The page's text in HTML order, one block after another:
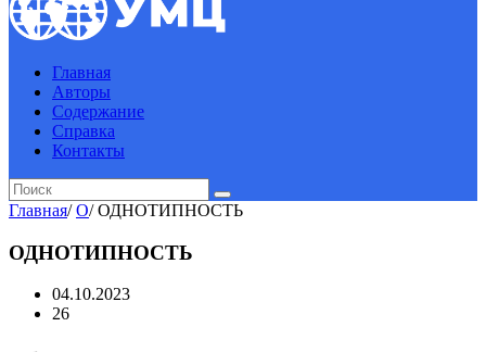
Главная
Авторы
Содержание
Справка
Контакты
Главная/ О/ ОДНОТИПНОСТЬ
ОДНОТИПНОСТЬ
04.10.2023
26